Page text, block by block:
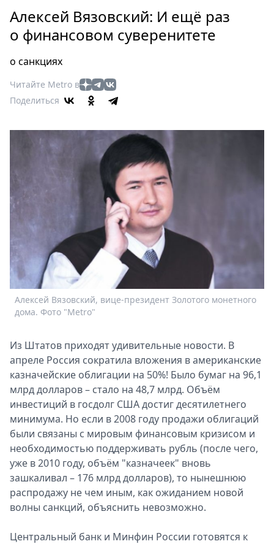
Россия
Мир
Еда
Туризм
Мода
Кино
Афиша
Выставки
релизы
О
Metro
Стримы
Спецпроекты
Звезды
Выборы
Скачай
Metro
Алексей Вязовский: И ещё раз
о финансовом суверенитете
о санкциях
Читайте Metro в
Поделиться
Алексей Вязовский, вице-президент Золотого монетного
дома. Фото "Metro"
Из Штатов приходят удивительные новости. В
апреле Россия сократила вложения в американские
казначейские облигации на 50%! Было бумаг на 96,1
млрд долларов – стало на 48,7 млрд. Объём
инвестиций в госдолг США достиг десятилетнего
минимума. Но если в 2008 году продажи облигаций
были связаны с мировым финансовым кризисом и
необходимостью поддерживать рубль (после чего,
уже в 2010 году, объём "казначеек" вновь
зашкаливал – 176 млрд долларов), то нынешнюю
распродажу не чем иным, как ожиданием новой
волны санкций, объяснить невозможно.
Центральный банк и Минфин России готовятся к